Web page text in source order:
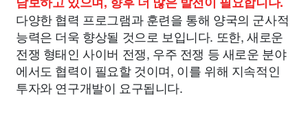
다양한 협력 프로그램과 훈련을 통해 양국의 군사적
능력은 더욱 향상될 것으로 보입니다. 또한, 새로운
전쟁 형태인 사이버 전쟁, 우주 전쟁 등 새로운 분야
에서도 협력이 필요할 것이며, 이를 위해 지속적인
투자와 연구개발이 요구됩니다.